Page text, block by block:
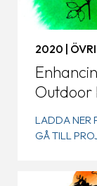
Outdoor
2020 |
LADDA NER
GÅ TILL